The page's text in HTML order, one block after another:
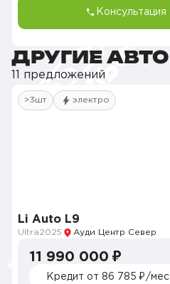
Консультация
ДРУГИЕ АВТО
11 предложений
>3шт электро
Li Auto L9
Ultra2025 Ауди Центр Север
11 990 000 ₽
Кредит от 86 785 ₽/мес